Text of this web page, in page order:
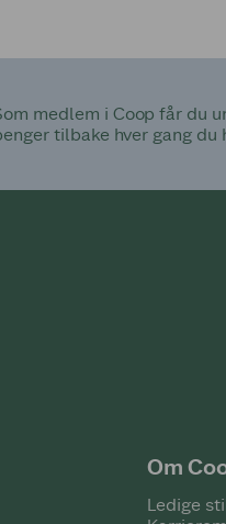
medlem i Coop får du
tilbake hver gang du
Om
Ledige